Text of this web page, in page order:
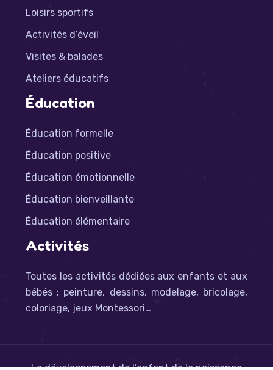
Loisirs sportifs
Activités d’éveil
Visites & balades
Ateliers éducatifs
Éducation
Éducation formelle
Éducation positive
Éducation émotionnelle
Éducation bienveillante
Éducation élémentaire
Activités
Toutes les activités dédiées aux enfants et aux
bébés : peinture, dessins, modelage, bricolage,
coloriage, jeux Montessori…